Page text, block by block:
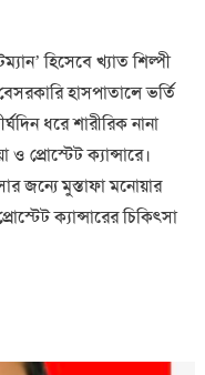
হিসেবে খ্যাত শিল্পী
হাসপাতালে ভর্তি
ধরে শারীরিক নানা
প্রোস্টেট ক্যান্সারে।
জন্যে মুস্তাফা মনোয়ার
ক্যান্সারের চিকিৎসা